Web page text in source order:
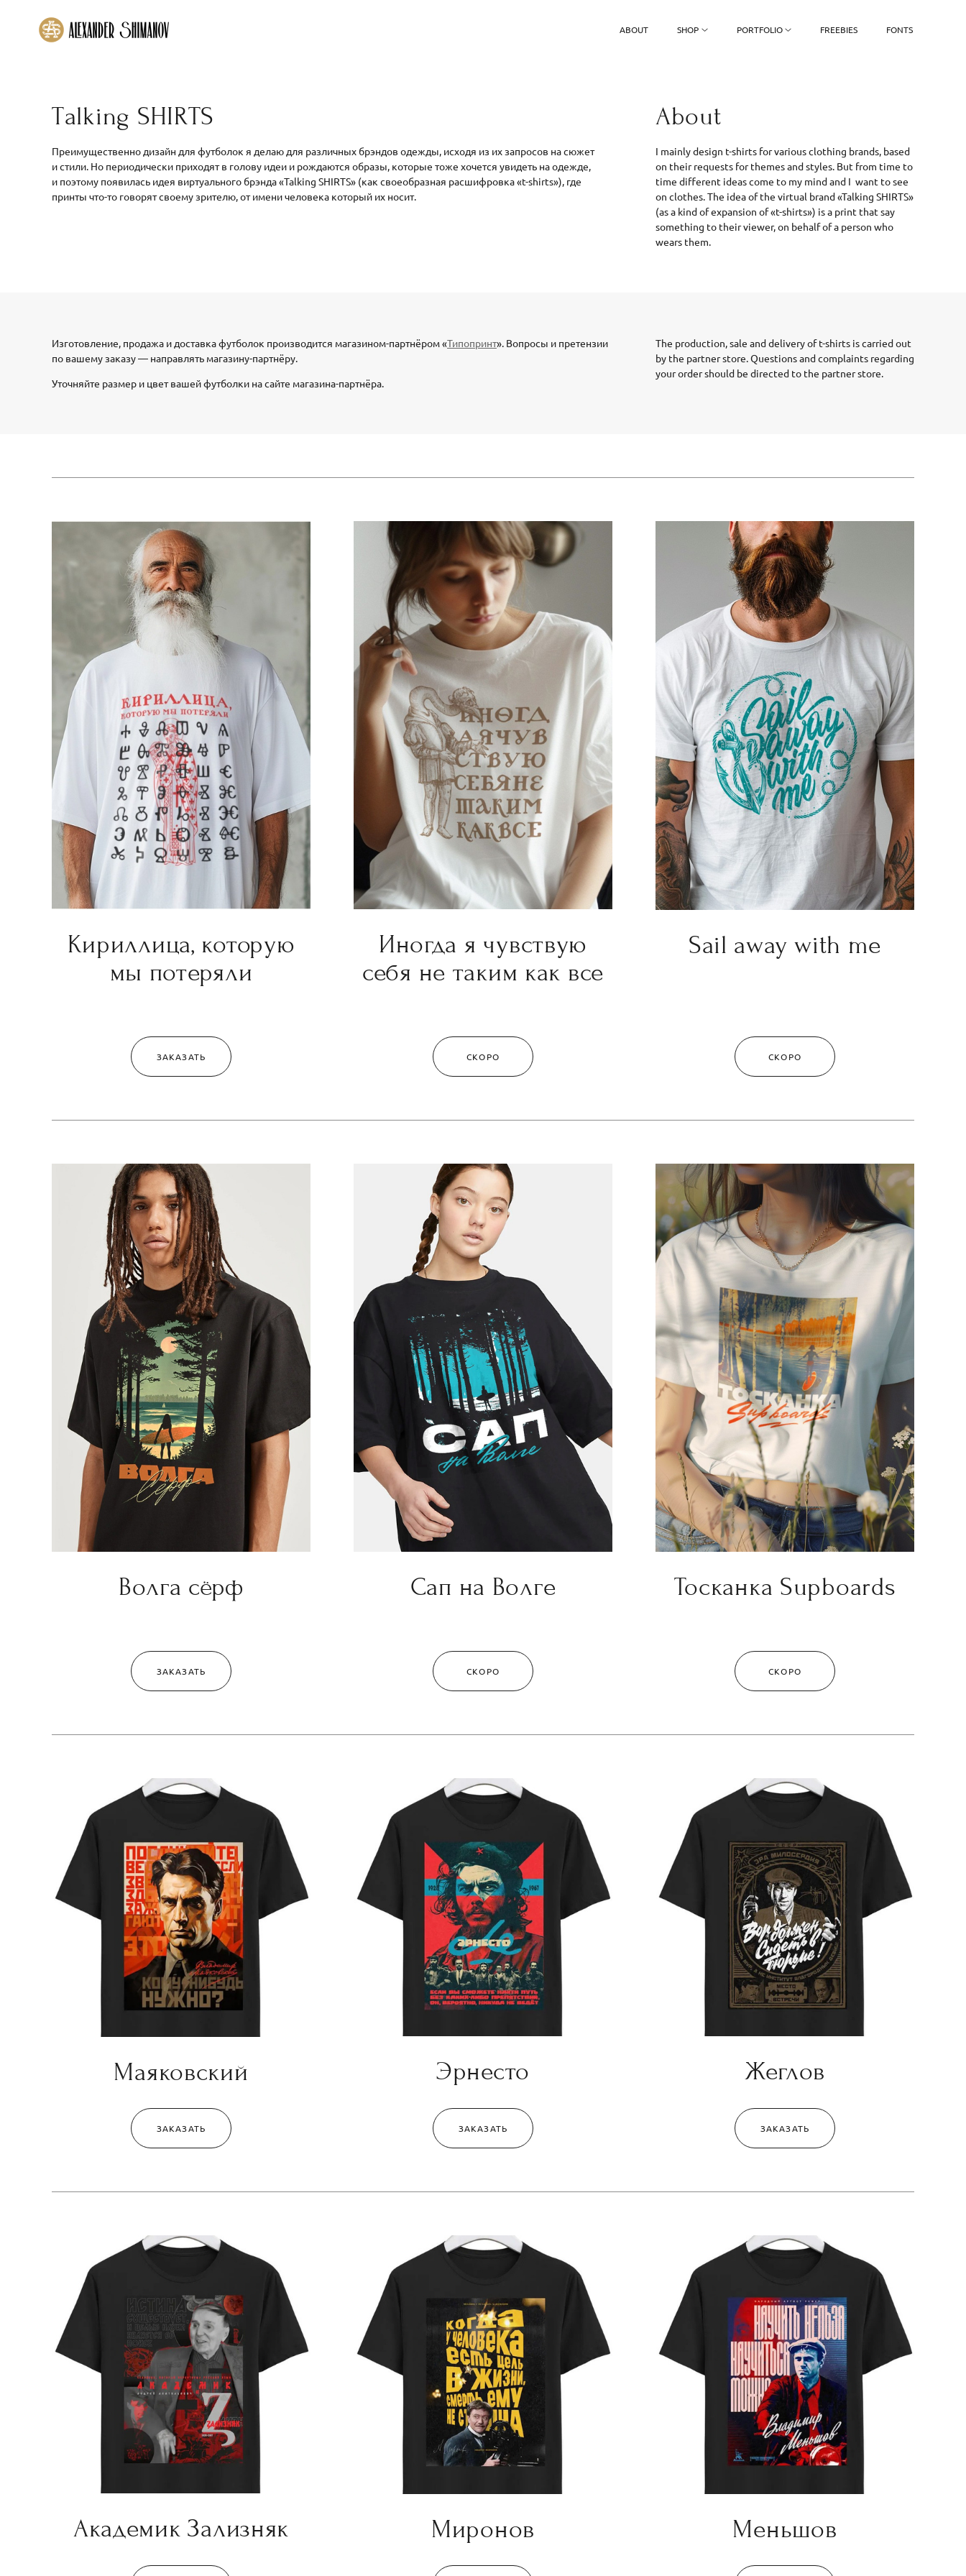
ABOUT SHOP PORTFOLIO FREEBIES FONTS
Тalking SHIRTS
Преимущественно дизайн для футболок я делаю для различных брэндов одежды, исходя из их запросов на сюжет
и стили. Но периодически приходят в голову идеи и рождаются образы, которые тоже хочется увидеть на одежде,
и поэтому появилась идея виртуального брэнда «Talking SHIRTS» (как своеобразная расшифровка «t-shirts»), где
принты что-то говорят своему зрителю, от имени человека который их носит.
About
I mainly design t-shirts for various clothing brands, based
on their requests for themes and styles. But from time to
time different ideas come to my mind and I want to see
on clothes. The idea of ​​the virtual brand «Talking SHIRTS»
(as a kind of expansion of «t-shirts») is a print that say
something to their viewer, on behalf of a person who
wears them.
Изготовление, продажа и доставка футболок производится магазином-партнёром «Типопринт». Вопросы и претензии
по вашему заказу — направлять магазину-партнёру.
Уточняйте размер и цвет вашей футболки на сайте магазина-партнёра.
The production, sale and delivery of t-shirts is carried out
by the partner store. Questions and complaints regarding
your order should be directed to the partner store.
Кириллица, которую
мы потеряли
ЗАКАЗАТЬ
Иногда я чувствую
себя не таким как все
СКОРО
Sail away with me
СКОРО
Волга сёрф
ЗАКАЗАТЬ
Сап на Волге
СКОРО
Тосканка Supboards
СКОРО
Маяковский
ЗАКАЗАТЬ
Эрнесто
ЗАКАЗАТЬ
Жеглов
ЗАКАЗАТЬ
Академик Зализняк Миронов Меньшов